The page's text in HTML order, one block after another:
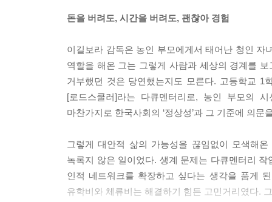
--- p.103
“내가 암스테르담에 처음 왔을 때 정말 많은 사람
던 적도 있어. 언젠가는 식당에서 일을 했는데 월
을 수 있게 도와줬어. 그렇게 여기까지 온 거야. 그
--- p.109~110
는다는 게 신기했다. 무엇을 입어도 어떻게 다녀
는 각자의 삶에서 소중한 것을 찾았다.
--- p.120~121
돈을 버려도, 시간을 버려도, 괜찮아 경험
이길보라 감독은 농인 부모에게서 태어난 청인 자
역할을 해온 그는 그렇게 사람과 세상의 경계를
거부했던 것은 당연했는지도 모른다. 고등학교
[로드스쿨러]라는 다큐멘터리로, 농인 부모의
마찬가지로 한국사회의 ‘정상성’과 그 기준에 의문
그렇게 대안적 삶의 가능성을 끊임없이 모색해
녹록지 않은 일이었다. 생계 문제는 다큐멘터리
인적 네트워크를 확장하고 싶다는 생각을 품게
유학비와 체류비는 해결하기 힘든 고민거리였다.